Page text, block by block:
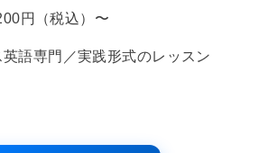
円（税込）〜
語専門／実践形式のレッスン